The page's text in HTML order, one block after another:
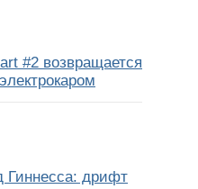
#2 возвращается
Гиннесса: дрифт